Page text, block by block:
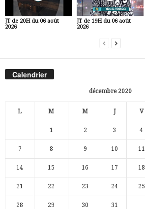
JT de 20H du 06 août
2026
JT de 19H du 06 août
2026
Calendrier
décembre 2020
L M M J V
1 2 3 4
7 8 9 10 11
14 15 16 17 18
21 22 23 24 25
28 29 30 31